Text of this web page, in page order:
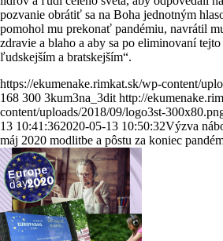
pozvanie obrátiť sa na Boha jednotným
pomohol mu prekonať pandémiu, navrátil
zdravie a blaho a aby sa po eliminovaní tejto
ľudskejším a bratskejším“.
https://ekumenake.rimkat.sk/wp-content/
168 300 3kum3na_3dit http://
content/uploads/2018/09/logo3st-
13 10:41:362020-05-13 10:50:32Výzva
máj 2020 modlitbe a pôstu za koniec